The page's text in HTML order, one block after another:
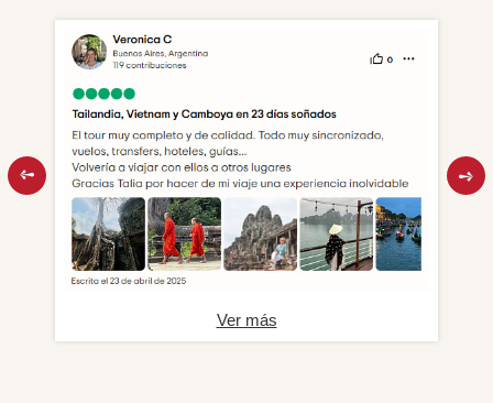
Ver más